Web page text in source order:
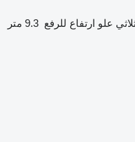
علو ارتفاع للرفع 9.3 متر